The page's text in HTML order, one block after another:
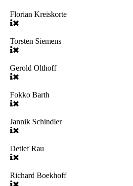
Florian Kreiskorte
Torsten Siemens
Gerold Olthoff
Fokko Barth
Jannik Schindler
Detlef Rau
Richard Boekhoff